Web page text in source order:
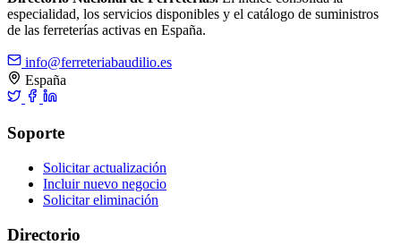
especialidad, los servicios disponibles y el catálogo de suministros
de las ferreterías activas en España.
info@ferreteriabaudilio.es
España
Soporte
Solicitar actualización
Incluir nuevo negocio
Solicitar eliminación
Directorio